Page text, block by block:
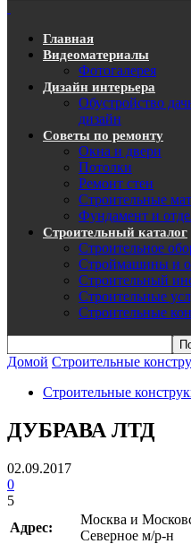
Главная
Видеоматериалы
Фотогалерея
Дизайн интерьера
Обустройство
дизайн
Советы по ремонту
Окна и двери
Потолки
Ремонт стен
Строительные
Фундамент и
Строительный каталог
Строительное
Строймашины и
Строительный
Строительные
Строительные
Домой Строительные
Строительные
ДУБРАВА ЛТД
02.09.2017
0
5
Адрес:
Москва и
Северное м/р-н